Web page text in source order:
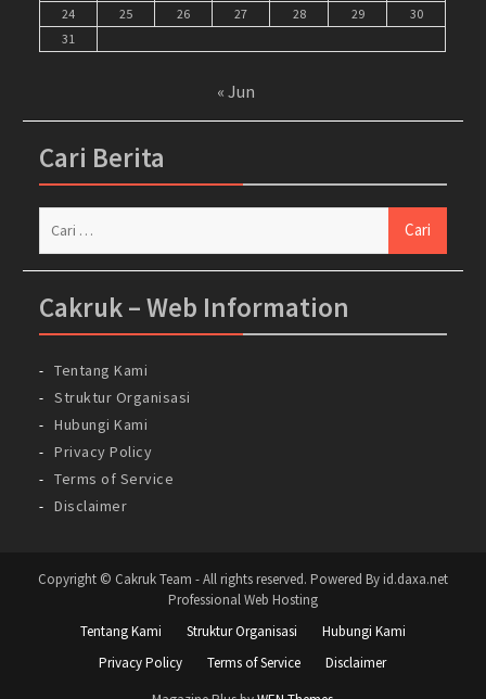
24
25 26 27 28 29
30
31
« Jun
Cari Berita
Cakruk – Web Information
Tentang Kami
Struktur Organisasi
Hubungi Kami
Privacy Policy
Terms of Service
Disclaimer
Copyright © Cakruk Team - All rights reserved. Powered By id.daxa.net
Professional Web Hosting
Tentang Kami
Struktur Organisasi
Hubungi Kami
Privacy Policy
Terms of Service
Disclaimer